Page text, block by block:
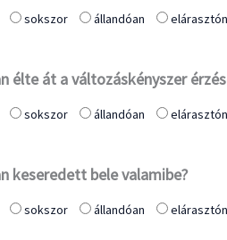
sokszor állandóan elárasztón
élte át a változáskényszer
sokszor állandóan elárasztón
keseredett bele valamibe?
sokszor állandóan elárasztón